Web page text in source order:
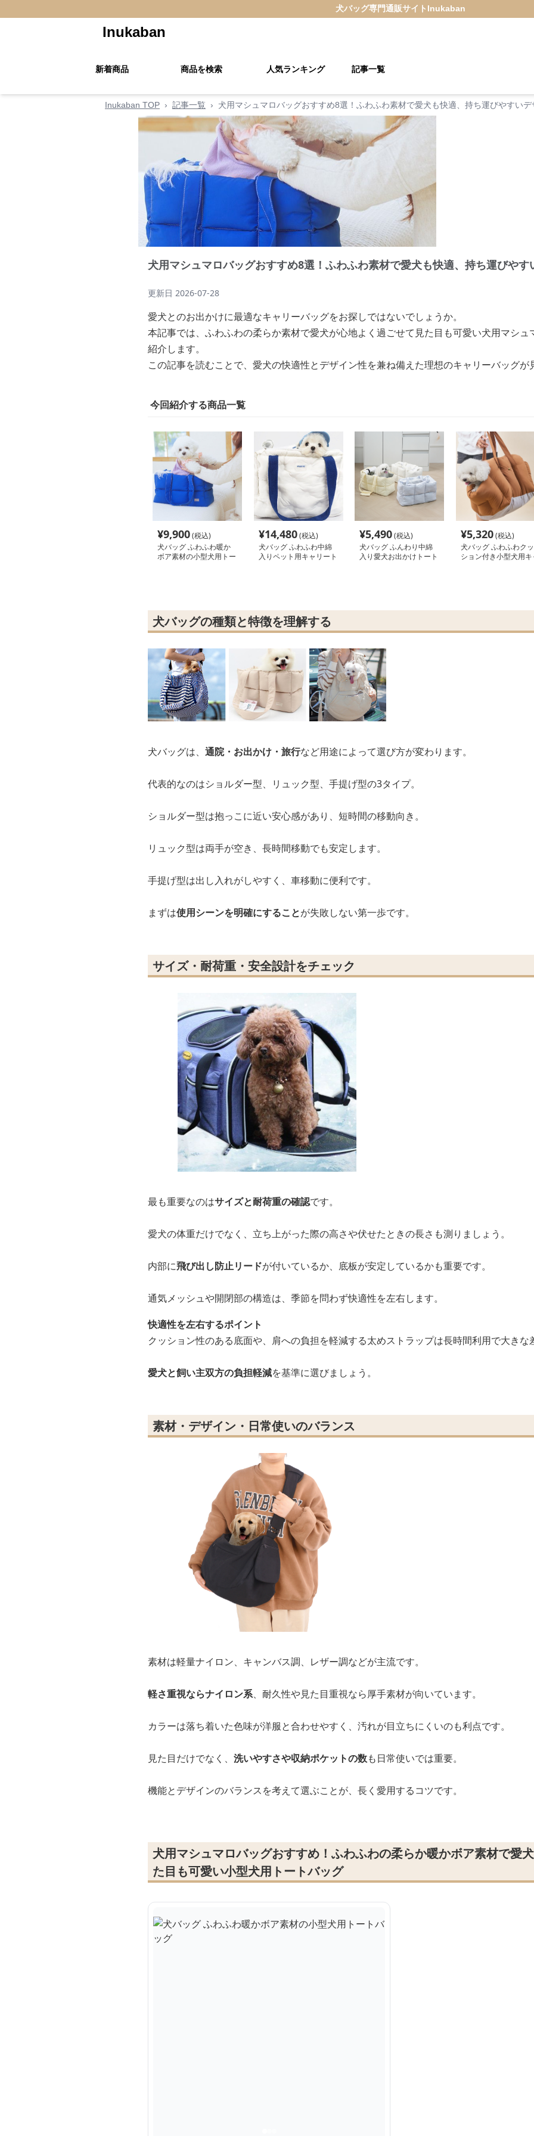
犬バッグ専門通販サイト Inukaban
Inukaban
新着商品 商品を検索 人気ランキング 記事一覧
Inukaban TOP › 記事一覧 › 犬用マシュマロバッグおすすめ8選！ふわふわ素材で愛犬も快適、持ち運びやすいデ
犬用マシュマロバッグおすすめ8選！ふわふわ素材で愛犬も快適、持ち運びやす
更新日 2026-07-28
愛犬とのお出かけに最適なキャリーバッグをお探しではないでしょうか。
本記事では、ふわふわの柔らか素材で愛犬が心地よく過ごせて見た目も可愛い犬用マシュ
紹介します。
この記事を読むことで、愛犬の快適性とデザイン性を兼ね備えた理想のキャリーバッグが
今回紹介する商品一覧
¥9,900(税込)
犬バッグ ふわふわ暖か
ボア素材の小型犬用トー
¥14,480(税込)
犬バッグ ふわふわ中綿
入りペット用キャリート
¥5,490(税込)
犬バッグ ふんわり中綿
入り愛犬お出かけトート
¥5,320(税込)
犬バッグ ふわふわクッ
ション付き小型犬用キ
犬バッグの種類と特徴を理解する
犬バッグは、 通院・お出かけ・旅行など用途によって選び方が変わります。
代表的なのはショルダー型、リュック型、手提げ型の3タイプ。
ショルダー型は抱っこに近い安心感があり、短時間の移動向き。
リュック型は両手が空き、長時間移動でも安定します。
手提げ型は出し入れがしやすく、車移動に便利です。
まずは使用シーンを明確にすることが失敗しない第一歩です。
サイズ・耐荷重・安全設計をチェック
最も重要なのはサイズと耐荷重の確認です。
愛犬の体重だけでなく、立ち上がった際の高さや伏せたときの長さも測りましょう。
内部に飛び出し防止リードが付いているか、底板が安定しているかも重要です。
通気メッシュや開閉部の構造は、季節を問わず快適性を左右します。
快適性を左右するポイント
クッション性のある底面や、肩への負担を軽減する太めストラップは長時間利用で大きな
愛犬と飼い主双方の負担軽減を基準に選びましょう。
素材・デザイン・日常使いのバランス
素材は軽量ナイロン、キャンバス調、レザー調などが主流です。
軽さ重視ならナイロン系、耐久性や見た目重視なら厚手素材が向いています。
カラーは落ち着いた色味が洋服と合わせやすく、汚れが目立ちにくいのも利点です。
見た目だけでなく、 洗いやすさや収納ポケットの数も日常使いでは重要。
機能とデザインのバランスを考えて選ぶことが、長く愛用するコツです。
犬用マシュマロバッグおすすめ！ふわふわの柔らか暖かボア素材で愛
た目も可愛い小型犬用トートバッグ